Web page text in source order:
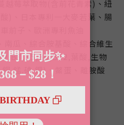
越莓萃取物(含前花青素)、紐
)、日本專利一大麥若葉、腸
前子、歐洲專利魚油
南瓜、綜合胺基酸、綜合維生
葉酸,生物
.錳.碘.鉀)、鱉蛋、離胺酸